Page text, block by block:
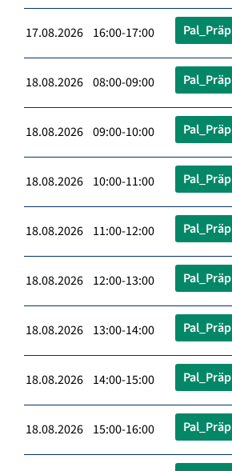
17.08.2026 16:00-17:00 Pal_Präp
18.08.2026 08:00-09:00 Pal_Präp
18.08.2026 09:00-10:00 Pal_Präp
18.08.2026 10:00-11:00 Pal_Präp
18.08.2026 11:00-12:00 Pal_Präp
18.08.2026 12:00-13:00 Pal_Präp
18.08.2026 13:00-14:00 Pal_Präp
18.08.2026 14:00-15:00 Pal_Präp
18.08.2026 15:00-16:00 Pal_Präp